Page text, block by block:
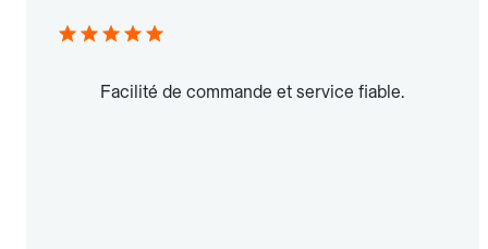
Facilité de commande et service fiable.